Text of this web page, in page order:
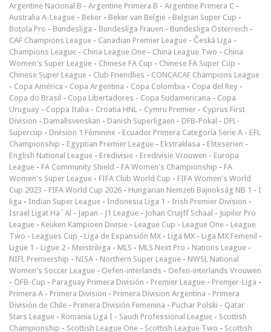
Argentine Nacional B - Argentine Primera B - Argentine Primera C -
Australia A-League - Beker - Beker van België - Belgian Super Cup -
Botola Pro - Bundesliga - Bundesliga Frauen - Bundesliga Österreich -
CAF Champions League - Canadian Premier League - Česká Liga -
Champions League - China League One - China League Two - China
Women's Super League - Chinese FA Cup - Chinese FA Super Cup -
Chinese Super League - Club Friendlies - CONCACAF Champions League
- Copa América - Copa Argentina - Copa Colombia - Copa del Rey -
Copa do Brasil - Copa Libertadores - Copa Sudamericana - Copa
Uruguay - Coppa Italia - Croatia HNL - Cymru Premier - Cyprus First
Division - Damallsvenskan - Danish Superligaen - DFB-Pokal - DFL-
Supercup - Division 1 Féminine - Ecuador Primera Categoría Serie A - EFL
Championship - Egyptian Premier League - Ekstraklasa - Eliteserien -
English National League - Eredivisie - Eredivisie Vrouwen - Europa
League - FA Community Shield - FA Women's Championship - FA
Women's Super League - FIFA Club World Cup - FIFA Women's World
Cup 2023 - FIFA World Cup 2026 - Hungarian Nemzeti Bajnokság NB 1 - I
liga - Indian Super League - Indonesia Liga 1 - Irish Premier Division -
Israel Ligat Ha`Al - Japan - J1 League - Johan Cruijff Schaal - Jupiler Pro
League - Keuken Kampioen Divisie - League Cup - League One - League
Two - Leagues Cup - Liga de Expansión MX - Liga MX - Liga MX Femenil -
Ligue 1 - Ligue 2 - Meistriliiga - MLS - MLS Next Pro - Nations League -
NIFL Premiership - NISA - Northern Super League - NWSL National
Women's Soccer League - Oefen-interlands - Oefen-interlands Vrouwen
- ÖFB-Cup - Paraguay Primera División - Premier League - Premjer-Liga -
Primera A - Primera Division - Primera Division Argentina - Primera
División de Chile - Primera División Femenina - Puchar Polski - Qatar
Stars League - Romania Liga I - Saudi Professional League - Scottish
Championship - Scottish League One - Scottish League Two - Scottish